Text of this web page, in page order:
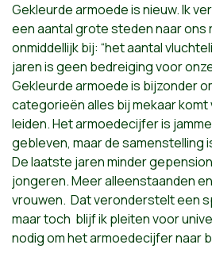
Gekleurde armoede is nieuw. Ik
een aantal grote steden naar ons
onmiddellijk bij: “het aantal
jaren is geen bedreiging voor
Gekleurde armoede is bijzonder
categorieën alles bij mekaar
leiden. Het armoedecijfer is
gebleven, maar de samenstelling
De laatste jaren minder
jongeren. Meer alleenstaanden
vrouwen. Dat veronderstelt een
maar toch blijf ik pleiten voor
nodig om het armoedecijfer naar